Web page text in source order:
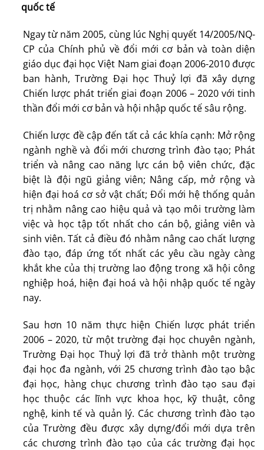
quốc tế
Ngay từ năm 2005, cùng lúc Nghị quyết 14/2005/NQ-
CP của Chính phủ về đổi mới cơ bản và toàn diện
giáo dục đại học Việt Nam giai đoạn 2006-2010 được
ban hành, Trường Đại học Thuỷ lợi đã xây dựng
Chiến lược phát triển giai đoạn 2006 – 2020 với tinh
thần đổi mới cơ bản và hội nhập quốc tế sâu rộng.
Chiến lược đề cập đến tất cả các khía cạnh: Mở rộng
ngành nghề và đổi mới chương trình đào tạo; Phát
triển và nâng cao năng lực cán bộ viên chức, đặc
biệt là đội ngũ giảng viên; Nâng cấp, mở rộng và
hiện đại hoá cơ sở vật chất; Đổi mới hệ thống quản
trị nhằm nâng cao hiệu quả và tạo môi trường làm
việc và học tập tốt nhất cho cán bộ, giảng viên và
sinh viên. Tất cả điều đó nhằm nâng cao chất lượng
đào tạo, đáp ứng tốt nhất các yêu cầu ngày càng
khắt khe của thị trường lao động trong xã hội công
nghiệp hoá, hiện đại hoá và hội nhập quốc tế ngày
nay.
Sau hơn 10 năm thực hiện Chiến lược phát triển
2006 – 2020, từ một trường đại học chuyên ngành,
Trường Đại học Thuỷ lợi đã trở thành một trường
đại học đa ngành, với 25 chương trình đào tạo bậc
đại học, hàng chục chương trình đào tạo sau đại
học thuộc các lĩnh vực khoa học, kỹ thuật, công
nghệ, kinh tế và quản lý. Các chương trình đào tạo
của Trường đều được xây dựng/đổi mới dựa trên
các chương trình đào tạo của các trường đại học